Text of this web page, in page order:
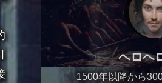
ヘロヘ
1500年以降から